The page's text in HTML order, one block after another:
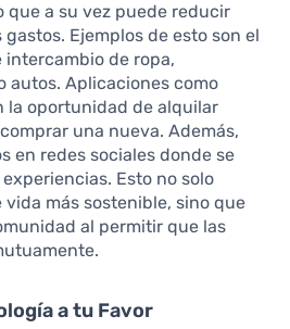
que a su vez puede reducir
Ejemplos de esto son el
intercambio de ropa,
autos. Aplicaciones como
la oportunidad de alquilar
una nueva. Además,
en redes sociales donde se
Esto no solo
más sostenible, sino que
al permitir que las
a tu Favor